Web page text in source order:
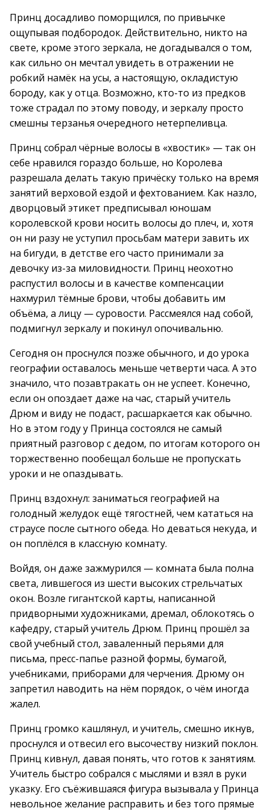
Принц досадливо поморщился, по привычке
ощупывая подбородок. Действительно, никто на
свете, кроме этого зеркала, не догадывался о том,
как сильно он мечтал увидеть в отражении не
робкий намёк на усы, а настоящую, окладистую
бороду, как у отца. Возможно, кто-то из предков
тоже страдал по этому поводу, и зеркалу просто
смешны терзанья очередного нетерпеливца.
Принц собрал чёрные волосы в «хвостик» — так он
себе нравился гораздо больше, но Королева
разрешала делать такую причёску только на время
занятий верховой ездой и фехтованием. Как назло,
дворцовый этикет предписывал юношам
королевской крови носить волосы до плеч, и, хотя
он ни разу не уступил просьбам матери завить их
на бигуди, в детстве его часто принимали за
девочку из-за миловидности. Принц неохотно
распустил волосы и в качестве компенсации
нахмурил тёмные брови, чтобы добавить им
объёма, а лицу — суровости. Рассмеялся над собой,
подмигнул зеркалу и покинул опочивальню.
Сегодня он проснулся позже обычного, и до урока
географии оставалось меньше четверти часа. А это
значило, что позавтракать он не успеет. Конечно,
если он опоздает даже на час, старый учитель
Дрюм и виду не подаст, расшаркается как обычно.
Но в этом году у Принца состоялся не самый
приятный разговор с дедом, по итогам которого он
торжественно пообещал больше не пропускать
уроки и не опаздывать.
Принц вздохнул: заниматься географией на
голодный желудок ещё тягостней, чем кататься на
страусе после сытного обеда. Но деваться некуда, и
он поплёлся в классную комнату.
Войдя, он даже зажмурился — комната была полна
света, лившегося из шести высоких стрельчатых
окон. Возле гигантской карты, написанной
придворными художниками, дремал, облокотясь о
кафедру, старый учитель Дрюм. Принц прошёл за
свой учебный стол, заваленный перьями для
письма, пресс-папье разной формы, бумагой,
учебниками, приборами для черчения. Дрюму он
запретил наводить на нём порядок, о чём иногда
жалел.
Принц громко кашлянул, и учитель, смешно икнув,
проснулся и отвесил его высочеству низкий поклон.
Принц кивнул, давая понять, что готов к занятиям.
Учитель быстро собрался с мыслями и взял в руки
указку. Его съёжившаяся фигура вызывала у Принца
невольное желание расправить и без того прямые